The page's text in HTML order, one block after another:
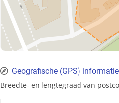
Geografische (GPS)
Breedte- en lengtegraad van